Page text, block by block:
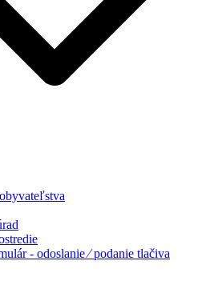
- odoslanie ⁄ podanie tlačiva